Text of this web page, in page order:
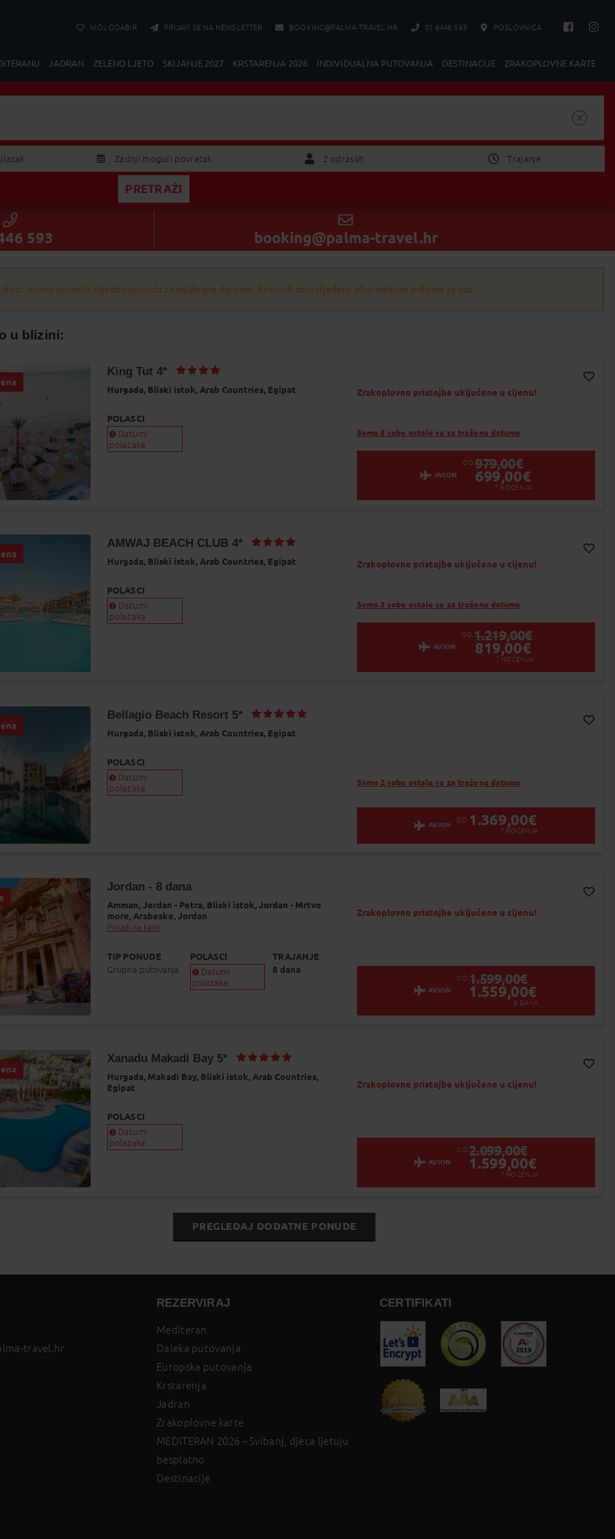
MOJ ODABIR PRIJAVI SE NA NEWSLETTER BOOKING@PALMA-TRAVEL.HR 01 6446 593 POSLOVNICA
JADRAN ZELENO LJETO SKIJANJE 2027 KRSTARENJA 2026 INDIVIDUALNA PUTOVANJA DESTINACIJE ZRAKOPLOVNE KARTE
Filipini Sve ponude Izaberite Polazak/Povratak 2 Odraslih
Zadnji mogući povratak
S
14 16
20 21 22 23
27
5 6
2 odraslih Trajanje
od 1 do 4 dana
PRETRAŽI
593 booking@palma-travel.hr
nismo pronašli nijednu ponudu za odabrane datume. Pronašli smo sljedeće alternativne odlaske za vas:
u blizini:
King Tut 4*
Hurgada, Bliski istok, Arab Countries, Egipat
POLASCI
Datumi
polazaka
Dodaj na Moj odabir
Zrakoplovne pristojbe uključene u cijenu!
Samo 5 sobe ostale su za tražene datume
AVION
OD 979,00€
699,00€
7 NOĆENJA
AMWAJ BEACH CLUB 4*
Hurgada, Bliski istok, Arab Countries, Egipat
POLASCI
Datumi
polazaka
Dodaj na Moj odabir
Zrakoplovne pristojbe uključene u cijenu!
Samo 3 sobe ostale su za tražene datume
AVION
OD 1.219,00€
819,00€
7 NOĆENJA
Bellagio Beach Resort 5*
Hurgada, Bliski istok, Arab Countries, Egipat
POLASCI
Datumi
polazaka
Samo 2 sobe ostale su za tražene datume
AVION
OD 1.369,00€
7 NOĆENJA
Jordan - 8 dana
Amman, Jordan - Petra, Bliski istok, Jordan - Mrtvo
more, Arabeske, Jordan
Prikaži na karti
TIP PONUDE
Grupna putovanja
POLASCI
Datumi
polazaka
odnosu na dinamiku prodaje.
TRAJANJE
8 dana
Dodaj na Moj odabir
Zrakoplovne pristojbe uključene u cijenu!
AVION
OD 1.599,00€
1.559,00€
8 DANA
Xanadu Makadi Bay 5*
Hurgada, Makadi Bay, Bliski istok, Arab Countries,
Egipat
POLASCI
Datumi
polazaka
Dodaj na Moj odabir
Zrakoplovne pristojbe uključene u cijenu!
AVION
OD 2.099,00€
1.599,00€
7 NOĆENJA
PREGLEDAJ DODATNE PONUDE
travel.hr
REZERVIRAJ
Mediteran
Daleka putovanja
Europska putovanja
Krstarenja
Jadran
Zrakoplovne karte
MEDITERAN 2026 – Svibanj, djeca ljetuju
besplatno
Destinacije
CERTIFIKATI